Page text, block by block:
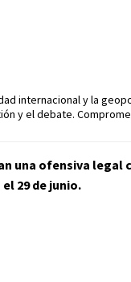
internacional y la
y el debate.
una ofensiva
29 de junio.